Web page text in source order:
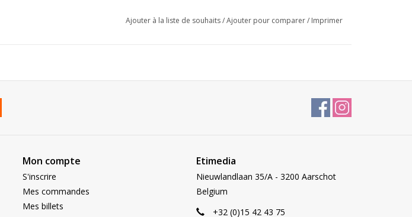
Ajouter à la liste de souhaits/Ajouter pour comparer/ Imprimer
Mon compte
S'inscrire
Mes commandes
Mes billets
Etimedia
Nieuwlandlaan 35/A - 3200 Aarschot
Belgium
+32 (0)15 42 43 75